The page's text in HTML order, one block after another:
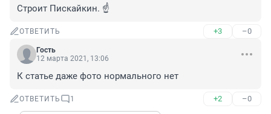
Строит Пискайкин. ☝️
ОТВЕТИТЬ +3 –0
Гость
12 марта 2021, 13:06
К статье даже фото нормального нет
ОТВЕТИТЬ 1 +2 –0